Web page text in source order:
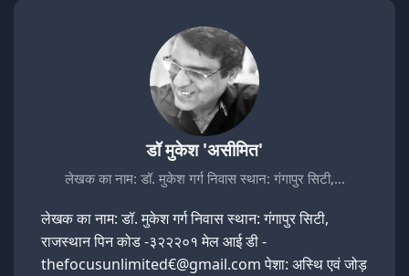
डॉ मुकेश 'असीमित'
लेखक का नाम: डॉ. मुकेश गर्ग निवास स्थान: गंगापुर सिटी,…
लेखक का नाम: डॉ. मुकेश गर्ग निवास स्थान: गंगापुर सिटी,
राजस्थान पिन कोड -३२२२०१ मेल आई डी -
thefocusunlimited€@gmail.com पेशा: अस्थि एवं जोड़